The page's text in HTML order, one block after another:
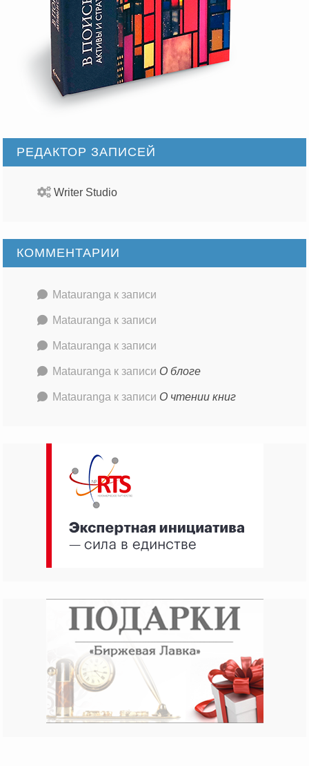
РЕДАКТОР ЗАПИСЕЙ
Writer Studio
КОММЕНТАРИИ
Matauranga к записи
Matauranga к записи
Matauranga к записи
Matauranga к записи О блоге
Matauranga к записи О чтении книг